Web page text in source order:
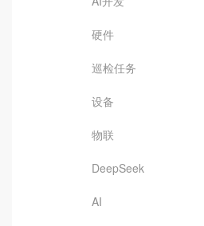
硬件
巡检任务
设备
物联
DeepSeek
AI